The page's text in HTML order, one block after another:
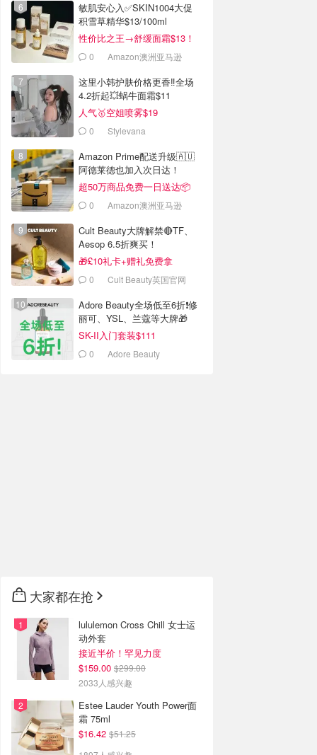
敏肌安心入✅️SKIN1004大促
积雪草精华$13/100ml
性价比之王→舒缓面霜$13！
0 Amazon澳洲亚马逊
这里小韩护肤价格更香‼️全场
4.2折起💥蜗牛面霜$11
人气🥇空姐喷雾$19
0 Stylevana
Amazon Prime配送升级🇦🇺
阿德莱德也加入次日达！
超50万商品免费一日送达📦
0 Amazon澳洲亚马逊
Cult Beauty大牌解禁🔴TF、
Aesop 6.5折爽买！
🎁£10礼卡+赠礼免费拿
0 Cult Beauty英国官网
Adore Beauty全场低至6折❗修
丽可、YSL、兰蔻等大牌🎁
SK-II入门套装$111
0 Adore Beauty
大家都在抢
lululemon Cross Chill 女士运
动外套
接近半价！罕见力度
$159.00 $299.00
2033人感兴趣
Estee Lauder Youth Power面
霜 75ml
$16.42 $51.25